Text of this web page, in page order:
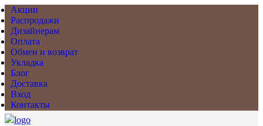
Акции
Распродажи
Дизайнерам
Оплата
Обмен и возврат
Укладка
Блог
Доставка
Вход
Контакты